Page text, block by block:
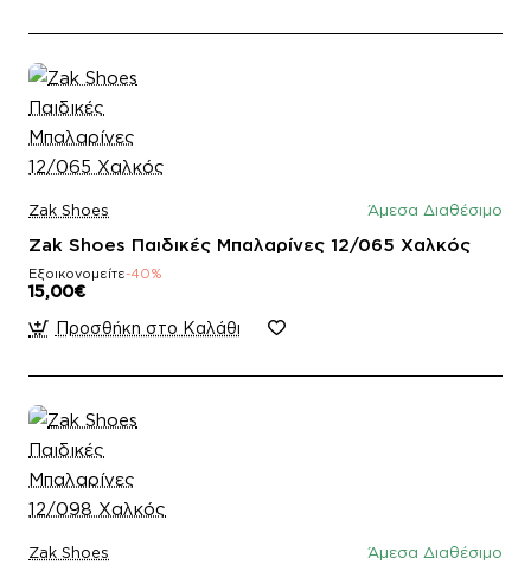
Zak Shoes Άμεσα Διαθέσιμο
Zak Shoes Παιδικές Μπαλαρίνες 12/065 Χαλκός
Εξοικονομείτε-40%
15,00€
Προσθήκη στο Καλάθι
Zak Shoes Άμεσα Διαθέσιμο